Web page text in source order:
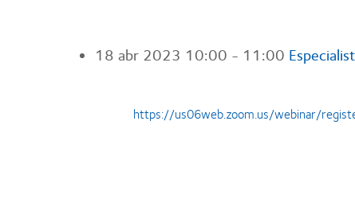
18 abr 2023 10:00 - 11:00
https://us06web.zoom.us/webinar/